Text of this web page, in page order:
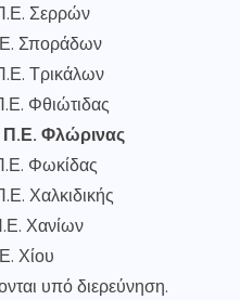
Σερρών
Σποράδων
Τρικάλων
Φθιώτιδας
Π.Ε. Φλώρινας
Φωκίδας
Χαλκιδικής
Χανίων
Χίου
υπό διερεύνηση.